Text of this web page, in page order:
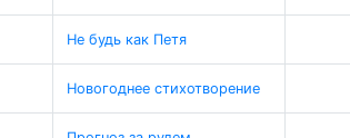
Не будь как Петя
Новогоднее стихотворение